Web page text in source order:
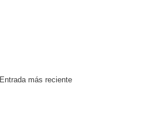
Entrada más reciente